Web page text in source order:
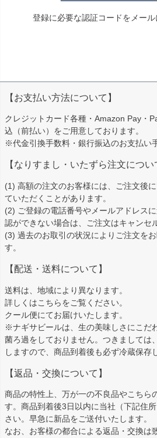
登録に必要な認証コードをメール
【お支払い方法について】
クレジットカード各種・Amazon Pay・
込（前払い）をご用意しております。
※代金引換手数料・銀行振込のお支払い
【なりすまし・いたずら注文につい
(1) 高額の注文のお客様には、ご注文後
ていただくことがあります。
(2) ご登録の電話番号やメールアドレス
認ができない場合は、ご注文はキャンセ
(3) 過去のお取引の状況によりご注文を
す。
【配送・送料について】
送料は、地域により異なります。
詳しくはこちらをご覧ください。
クール便にてお届けいたします。
※ナギサビールは、生の美味しさにこだ
菌ろ過をしておりません。つきましては
しますので、商品到着後も必ず冷蔵保存
【返品・交換について】
商品の特性上、万が一の不良品やこちら
す。商品到着後3日以内に当社（下記住
さい。早急に新品をご送付いたします。
なお、お客様の都合による返品・交換は